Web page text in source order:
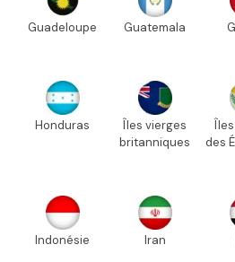
Guadeloupe Guatemala
Honduras
Îles vierges
britanniques
des
Indonésie Iran